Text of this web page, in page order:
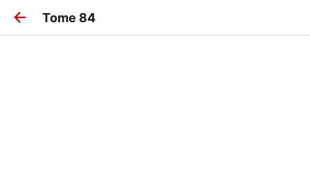
Tome 84